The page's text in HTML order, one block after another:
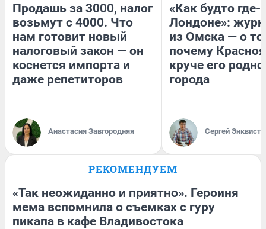
Продашь за 3000, налог
возьмут с 4000. Что
нам готовит новый
налоговый закон — он
коснется импорта и
даже репетиторов
Анастасия Завгородняя
«Как будто где-
Лондоне»:
из Омска — о
почему
круче его
города
Сергей Энквист
РЕКОМЕНДУЕМ
«Так неожиданно и приятно». Героиня
мема вспомнила о съемках с гуру
пикапа в кафе Владивостока